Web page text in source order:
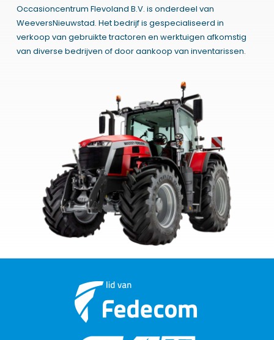
Occasioncentrum Flevoland B.V. is onderdeel van
WeeversNieuwstad. Het bedrijf is gespecialiseerd in
verkoop van gebruikte tractoren en werktuigen afkomstig
van diverse bedrijven of door aankoop van inventarissen.